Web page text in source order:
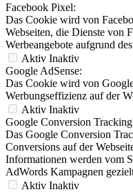
Facebook Pixel:
Das Cookie wird von
Webseiten, die Dienste von
Werbeangebote aufgrund
Aktiv Inaktiv
Google AdSense:
Das Cookie wird von
Werbungseffizienz auf der
Aktiv Inaktiv
Google Conversion
Das Google Conversion
Conversions auf der
Informationen werden vom
AdWords Kampagnen
Aktiv Inaktiv